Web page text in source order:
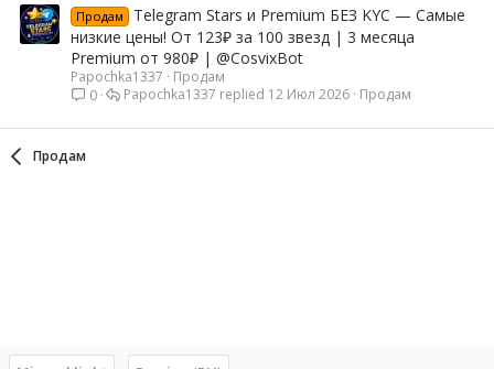
Продам
Telegram Stars и Premium БЕЗ KYC — Самые
низкие цены! От 123₽ за 100 звезд | 3 месяца
Premium от 980₽ | @CosvixBot
Papochka1337
Продам
0
Продам
12 Июл 2026
Papochka1337
Продам